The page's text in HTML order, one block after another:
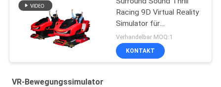
Racing 9D Virtual Reality
Simulator für
Unterhaltungsstätten
Verhandelbar MOQ:1
KONTAKT
VR-Bewegungssimulator